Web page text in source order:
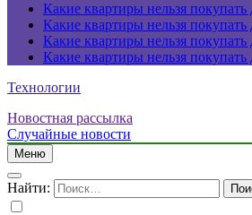
Какие квартиры нельзя покупать
Какие квартиры нельзя покупать
Какие квартиры нельзя покупать
Какие квартиры нельзя покупать
Технологии
Новостная рассылка
Случайные новости
Меню
Найти: